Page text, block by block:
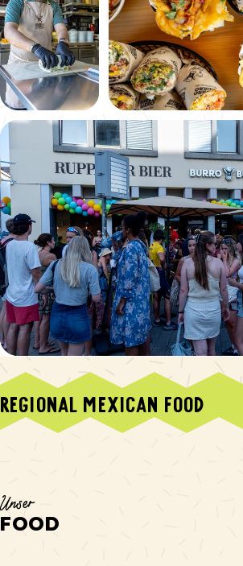
REGIONAL MEXICAN FOOD
Unser
FOOD